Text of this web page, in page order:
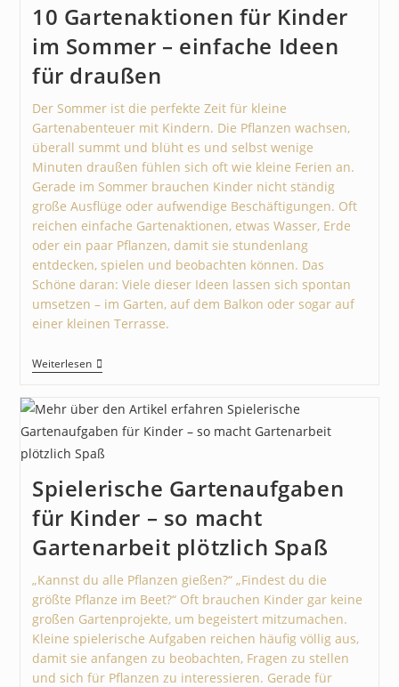
10 Gartenaktionen für Kinder
im Sommer – einfache Ideen
für draußen
Der Sommer ist die perfekte Zeit für kleine
Gartenabenteuer mit Kindern. Die Pflanzen wachsen,
überall summt und blüht es und selbst wenige
Minuten draußen fühlen sich oft wie kleine Ferien an.
Gerade im Sommer brauchen Kinder nicht ständig
große Ausflüge oder aufwendige Beschäftigungen. Oft
reichen einfache Gartenaktionen, etwas Wasser, Erde
oder ein paar Pflanzen, damit sie stundenlang
entdecken, spielen und beobachten können. Das
Schöne daran: Viele dieser Ideen lassen sich spontan
umsetzen – im Garten, auf dem Balkon oder sogar auf
einer kleinen Terrasse.
Weiterlesen
Spielerische Gartenaufgaben
für Kinder – so macht
Gartenarbeit plötzlich Spaß
„Kannst du alle Pflanzen gießen?“ „Findest du die
größte Pflanze im Beet?“ Oft brauchen Kinder gar keine
großen Gartenprojekte, um begeistert mitzumachen.
Kleine spielerische Aufgaben reichen häufig völlig aus,
damit sie anfangen zu beobachten, Fragen zu stellen
und sich für Pflanzen zu interessieren. Gerade für